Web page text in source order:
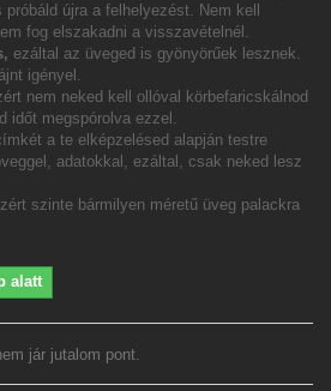
újra a felhelyezést. Nem kell
fog elszakadni a visszavételnél.
ezáltal az üveged is gyönyörűek lesznek.
igényel.
nem neked kell ollóval körbefaricskálnod
időt megspórolva ezzel.
a te elképzelésed alapján testre
adatokkal, ezáltal, csak neked lesz
szinte bármilyen méretű üveg palackra
alatt
jár jutalom pont.